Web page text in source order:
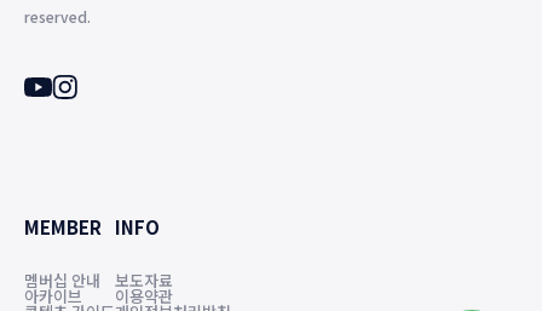
reserved.
MEMBER
멤버십 안내
아카이브
INFO
보도자료
이용약관